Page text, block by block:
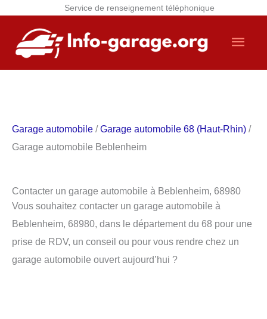
Service de renseignement téléphonique
contenu
Garage automobile /Garage automobile 68 (Haut-Rhin) /
Garage automobile Beblenheim
Contacter un garage automobile à Beblenheim, 68980
Vous souhaitez contacter un garage automobile à
Beblenheim, 68980, dans le département du 68 pour une
prise de RDV, un conseil ou pour vous rendre chez un
garage automobile ouvert aujourd’hui ?